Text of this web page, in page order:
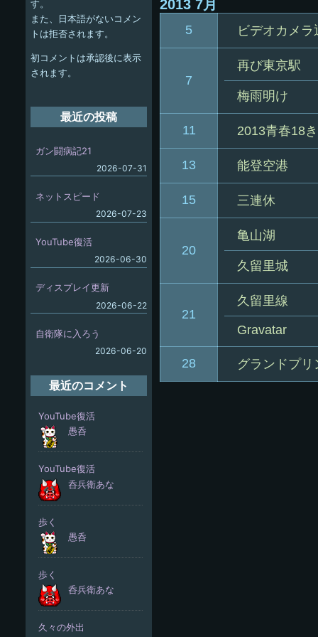
2013 7月
5 ビデオカメラ
7
再び東京駅
梅雨明け
11 2013青春18
13 能登空港
15 三連休
20
亀山湖
久留里城
21
久留里線
Gravatar
28 グランドプリ
す。
また、日本語がないコメン
トは拒否されます。
初コメントは承認後に表示
されます。
最近の投稿
ガン闘病記21
2026-07-31
ネットスピード
2026-07-23
YouTube復活
2026-06-30
ディスプレイ更新
2026-06-22
自衛隊に入ろう
2026-06-20
最近のコメント